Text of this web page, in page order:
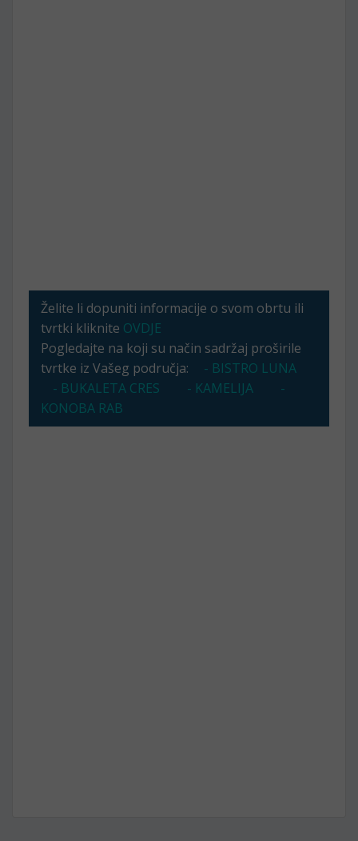
Želite li dopuniti informacije o svom obrtu ili
tvrtki kliknite OVDJE
Pogledajte na koji su način sadržaj proširile
tvrtke iz Vašeg područja:
- BISTRO LUNA
- BUKALETA CRES
- KAMELIJA
-
KONOBA RAB